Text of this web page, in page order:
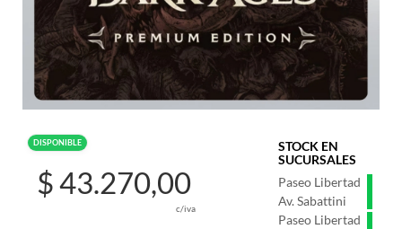
DISPONIBLE
STOCK EN
SUCURSALES
Paseo Libertad
Av. Sabattini
Paseo Libertad
$ 43.270,00
c/iva